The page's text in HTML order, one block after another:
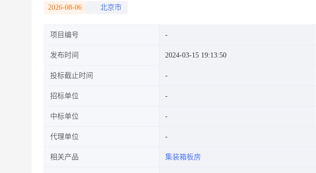
2026-08-06 北京市
项目编号
发布时间 2024-03-15 19:13:50
投标截止时间
招标单位
中标单位
代理单位
相关产品 集装箱板房